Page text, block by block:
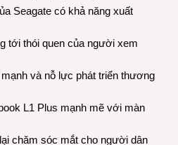
Seagate có khả năng xuất
tới thói quen của người xem
và nỗ lực phát triển thương
L1 Plus mạnh mẽ với màn
chăm sóc mắt cho người dân